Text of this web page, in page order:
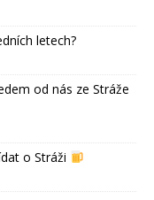
letech?
od nás ze Stráže
o Stráži